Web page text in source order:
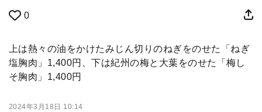
0
上は熱々の油をかけたみじん切りのねぎをのせた「ねぎ
塩胸肉」1,400円、下は紀州の梅と大葉をのせた「梅し
そ胸肉」1,400円
2024年3月18日 10:14